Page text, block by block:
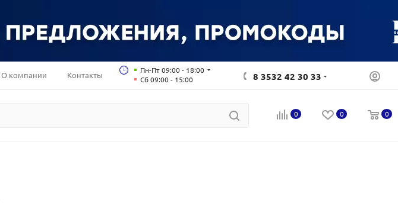
О компании Контакты
Пн-Пт 09:00 - 18:00
Сб 09:00 - 15:00
8 3532 42 30 33
0 0 0